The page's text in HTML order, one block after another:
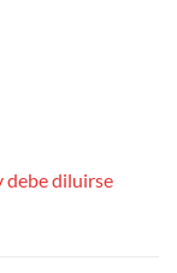
debe diluirse